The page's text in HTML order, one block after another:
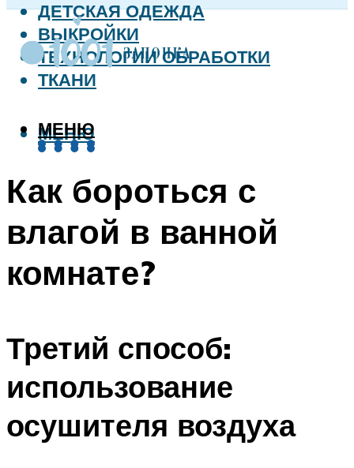
ДЕТСКАЯ ОДЕЖДА
ВЫКРОЙКИ
ТЕХНОЛОГИИ ОБРАБОТКИ
ТКАНИ
МЕНЮ
МЕНЮ
Как бороться с
влагой в ванной
комнате?
Третий способ:
использование
осушителя воздуха